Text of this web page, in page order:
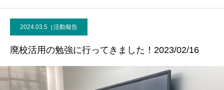
2024.03.5 活動報告
廃校活用の勉強に行ってきました！2023/02/16